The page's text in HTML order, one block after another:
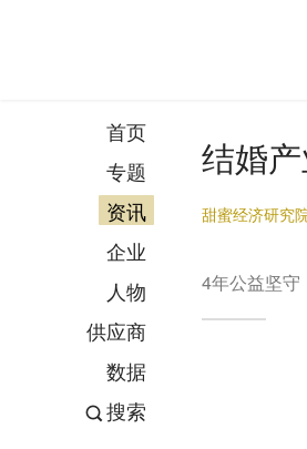
首页
专题
资讯
企业
人物
供应商
数据
搜索
结婚
甜蜜经济研究
4年公益坚守